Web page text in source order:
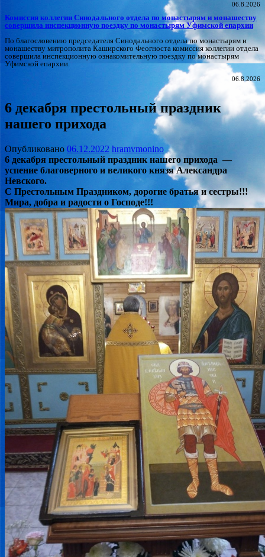
06.8.2026
Комиссия коллегии Синодального отдела по монастырям и монашеству
совершила инспекционную поездку по монастырям Уфимской епархии
По благословению председателя Синодального отдела по монастырям и
монашеству митрополита Каширского Феогноста комиссия коллегии отдела
совершила инспекционную ознакомительную поездку по монастырям
Уфимской епархии.
06.8.2026
6 декабря престольный праздник
нашего прихода
Опубликовано 06.12.2022 hramvmonino
6 декабря престольный праздник нашего прихода —
успение благоверного и великого князя Александра
Невского.
С Престольным Праздником, дорогие братья и сестры!!!
Мира, добра и радости о Господе!!!